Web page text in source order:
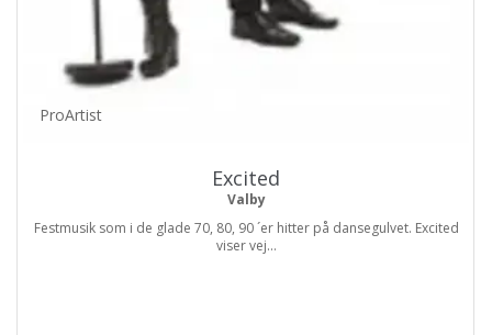
ProArtist
Excited
Valby
Festmusik som i de glade 70, 80, 90 ´er hitter på dansegulvet. Excited
viser vej...